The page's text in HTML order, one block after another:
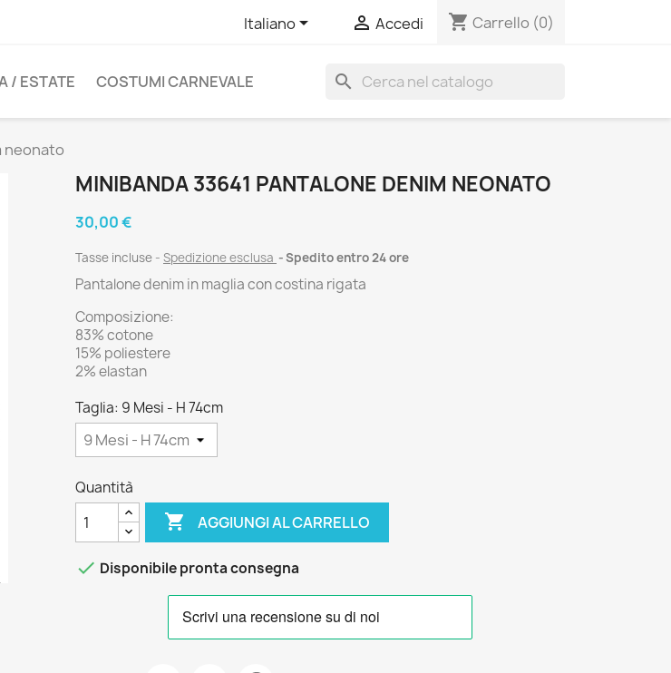
Italiano  Accedi shopping_cart Carrello (0)
/ ESTATE COSTUMI CARNEVALE search
neonato
MINIBANDA 33641 PANTALONE DENIM NEONATO
30,00 €
Tasse incluse Spedizione esclusa Spedito entro 24 ore
Pantalone denim in maglia con costina rigata
Composizione:
83% cotone
15% poliestere
2% elastan
Taglia: 9 Mesi - H 74cm
Quantità
 AGGIUNGI AL CARRELLO
 Disponibile pronta consegna